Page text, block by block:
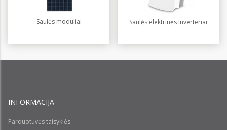
Saulės moduliai Saulės elektrinės inverteriai
INFORMACIJA
Parduotuvės taisyklės